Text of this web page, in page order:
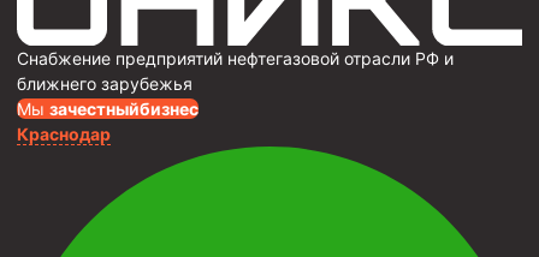
Снабжение предприятий нефтегазовой отрасли РФ и
ближнего зарубежья
Мы зачестныйбизнес
Краснодар